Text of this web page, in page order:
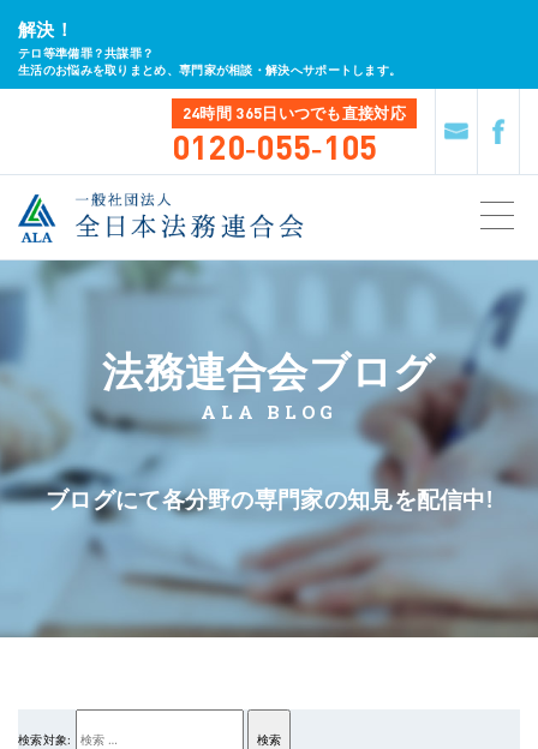
解決！
テロ等準備罪？共謀罪？
生活のお悩みを取りまとめ、専門家が相談・解決へサポートします。
24時間 365日いつでも直接対応
0120-055-105
法務連合会ブログ
ALA BLOG
ブログにて各分野の専門家の知見を配信中!
検索対象: 検索